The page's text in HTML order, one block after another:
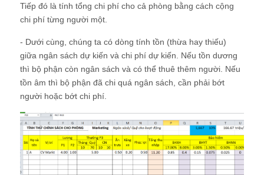
Tiếp đó là tính tổng chi phí cho cả phòng bằng cách cộng
chi phí từng người một.
- Dưới cùng, chúng ta có dòng tính tồn (thừa hay thiếu)
giữa ngân sách dự kiến và chi phí dự kiến. Nếu tồn dương
thì bộ phận còn ngân sách và có thể thuê thêm người. Nếu
tồn âm thì bộ phận đã chi quá ngân sách, cần phải bớt
người hoặc bớt chi phí.